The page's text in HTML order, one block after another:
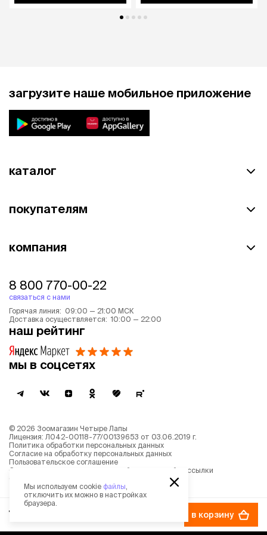
750 ₽ в корзину
перезаряжаемые батареи с разным
загрузите наше мобильное приложение
каталог
покупателям
компания
8 800 770-00-22
связаться с нами
Горячая линия: 09:00 — 21:00 МСК
Доставка осуществляется: 10:00 — 22:00
наш рейтинг
мы в соцсетях
© 2026 Зоомагазин Четыре Лапы
Лицензия: Л042-00118-77/00139653 от 03.06.2019 г.
Политика обработки персональных данных
Согласие на обработку персональных данных
Пользовательское соглашение
Согласие на получение новостной и рекламной рассылки
Описание рекомендательных алгоритмов
Мы используем cookie файлы
отключить их можно в настройках
браузера.